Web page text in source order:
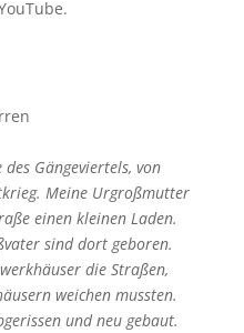
Gängeviertels, von
Meine Urgroßmutter
einen kleinen Laden.
sind dort geboren.
die Straßen,
weichen mussten.
und neu gebaut.